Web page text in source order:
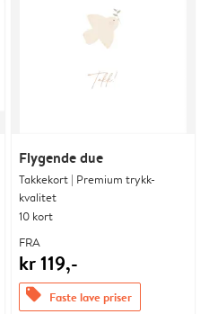
Flygende due
Takkekort | Premium trykk-
kvalitet
10 kort
FRA
kr 119,-
offers Faste lave priser